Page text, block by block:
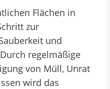
Flächen in
zur
und
regelmäßige
von Müll, Unrat
wird das